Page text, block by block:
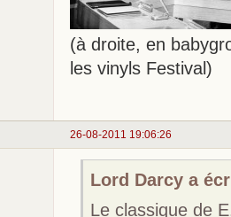
(à droite, en
les vinyls Festival)
26-08-2011 19:06:26
Lord Darcy a
Le classique de